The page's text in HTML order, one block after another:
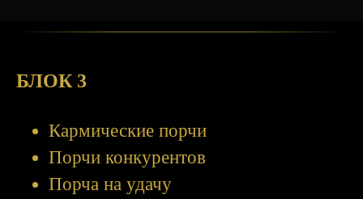
БЛОК 3
Кармические порчи
Порчи конкурентов
Порча на удачу